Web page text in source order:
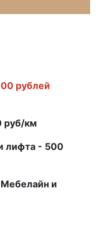
рублей
руб/км
лифта - 500
и